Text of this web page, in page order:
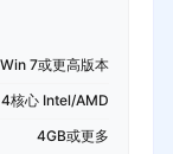
Win 7或更高版本
4核心 Intel/AMD
4GB或更多